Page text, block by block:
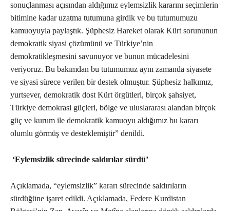
sonuçlanması açısından aldığımız eylemsizlik kararını seçimlerin
bitimine kadar uzatma tutumuna girdik ve bu tutumumuzu
kamuoyuyla paylaştık. Şüphesiz Hareket olarak Kürt sorununun
demokratik siyasi çözümünü ve Türkiye’nin
demokratikleşmesini savunuyor ve bunun mücadelesini
veriyoruz. Bu bakımdan bu tutumumuz aynı zamanda siyasete
ve siyasi sürece verilen bir destek olmuştur. Şüphesiz halkımız,
yurtsever, demokratik dost Kürt örgütleri, birçok şahsiyet,
Türkiye demokrasi güçleri, bölge ve uluslararası alandan birçok
güç ve kurum ile demokratik kamuoyu aldığımız bu kararı
olumlu görmüş ve desteklemiştir” denildi.
‘Eylemsizlik sürecinde saldırılar sürdü’
Açıklamada, “eylemsizlik” kararı sürecinde saldırıların
sürdüğüne işaret edildi. Açıklamada, Federe Kurdistan